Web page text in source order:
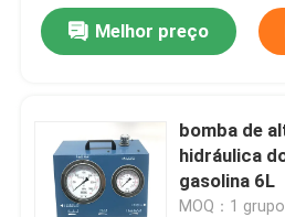
Melhor preço
bomba de
hidráulica
gasolina 6L
MOQ：1 grupo